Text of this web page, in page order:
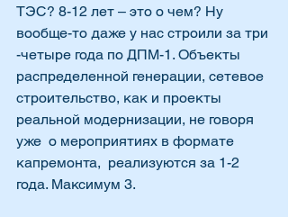
ТЭС? 8-12 лет – это о чем? Ну
вообще-то даже у нас строили за три
-четыре года по ДПМ-1. Объекты
распределенной генерации, сетевое
строительство, как и проекты
реальной модернизации, не говоря
уже  о мероприятиях в формате
капремонта,  реализуются за 1-2
года. Максимум 3.